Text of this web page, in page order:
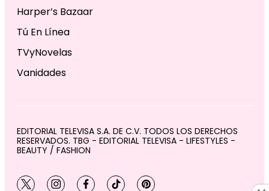
Harper’s Bazaar
Tú En Línea
TVyNovelas
Vanidades
EDITORIAL TELEVISA S.A. DE C.V. TODOS LOS DERECHOS
RESERVADOS. TBG - EDITORIAL TELEVISA - LIFESTYLES -
BEAUTY / FASHION